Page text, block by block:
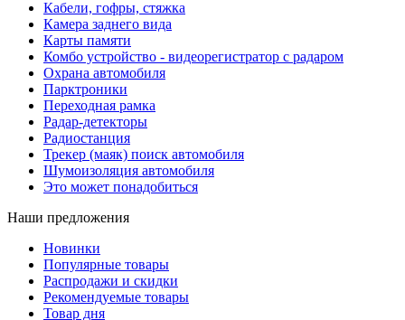
Кабели, гофры, стяжка
Камера заднего вида
Карты памяти
Комбо устройство - видеорегистратор с радаром
Охрана автомобиля
Парктроники
Переходная рамка
Радар-детекторы
Радиостанция
Трекер (маяк) поиск автомобиля
Шумоизоляция автомобиля
Это может понадобиться
Наши предложения
Новинки
Популярные товары
Распродажи и скидки
Рекомендуемые товары
Товар дня